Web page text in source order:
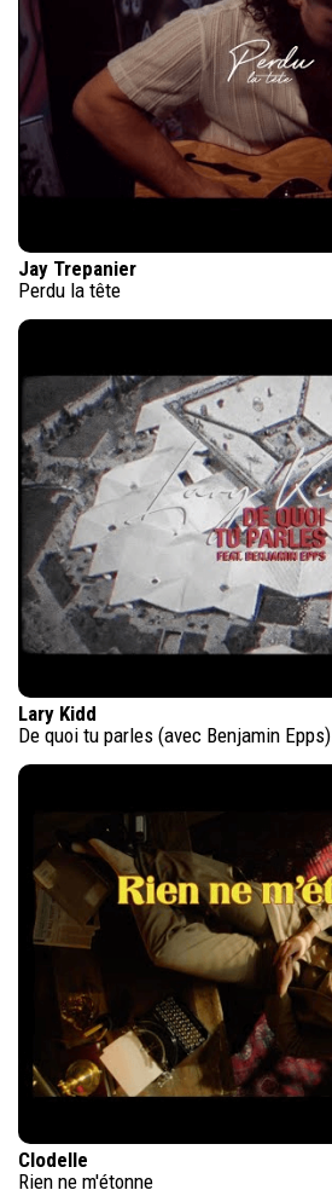
Jay Trepanier
Perdu la tête
Lary Kidd
De quoi tu parles (avec Benjamin Epps)
Clodelle
Rien ne m'étonne